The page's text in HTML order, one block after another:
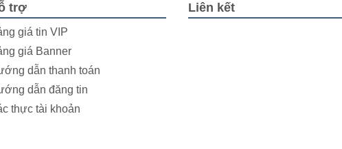
trợ
giá tin VIP
giá Banner
dẫn thanh toán
dẫn đăng tin
thực tài khoản
Liên kết